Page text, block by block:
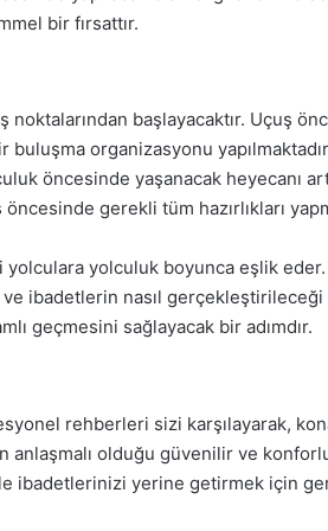
bir fırsattır.
başlayacaktır. Uçuş
buluşma organizasyonu
öncesinde yaşanacak heyecanı
gerekli tüm hazırlıkları
yolculara yolculuk boyunca eşlik
ibadetlerin nasıl
geçmesini sağlayacak bir adımdır.
rehberleri sizi karşılayarak,
anlaşmalı olduğu güvenilir ve
ibadetlerinizi yerine getirmek için